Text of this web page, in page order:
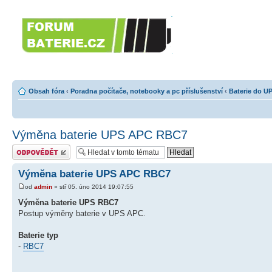
Obsah fóra ‹ Poradna počítače, notebooky a pc příslušenství ‹ Baterie do
Výměna baterie UPS APC RBC7
Odeslat odpověď
Výměna baterie UPS APC RBC7
od admin » stř 05. úno 2014 19:07:55
Výměna baterie UPS RBC7
Postup výměny baterie v UPS APC.
Baterie typ
- RBC7